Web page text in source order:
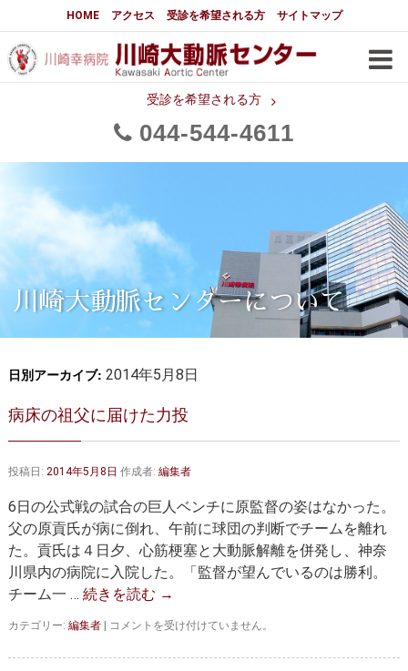
HOME アクセス 受診を希望される方 サイトマップ
受診を希望される方
044 544 4611
大動脈センターについて
はじめに 大動脈センターについて
メディアでの紹介
都道府県別患者マップ 都道府県別紹介病院
大動脈瘤について 基本編
3分でわかる大動脈瘤・大動脈
大動脈瘤
大動脈解離（解離性大動脈瘤）
胸部大動脈瘤の治療
腹部大動脈瘤の治療
大動脈弁・大動脈基部の治療
胸部大動脈瘤 胸腹部大動脈瘤
腹部大動脈瘤 大動脈解離
マルファン症候群
川崎大動脈センターについて
日別アーカイブ: 2014年5月8日
病床の祖父に届けた力投
投稿日: 2014年5月8日 作成者: 編集者
6日の公式戦の試合の巨人ベンチに原監督の姿はなかった。
父の原貢氏が病に倒れ、午前に球団の判断でチームを離れ
た。貢氏は４日夕、心筋梗塞と大動脈解離を併発し、神奈
川県内の病院に入院した。「監督が望んでいるのは勝利。
チーム一 … 続きを読む →
カテゴリー: 編集者
病
の
コメントを受け付けていません。